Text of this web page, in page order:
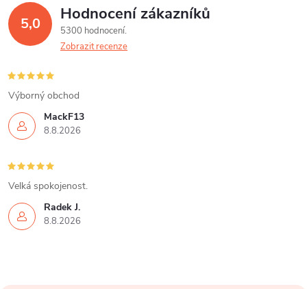
5,0 Hodnocení zákazníků
5300 hodnocení
Zobrazit recenze
MackF13
8.8.2026
Výborný obchod
Radek J.
8.8.2026
Velká spokojenost.